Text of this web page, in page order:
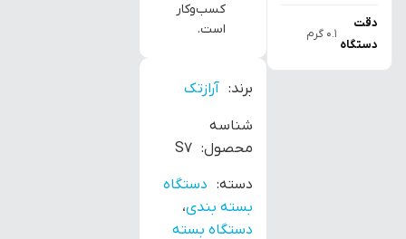
دقت
دستگاه
۰.۱ گرم
برند: آرازتک
شناسه
محصول: S7
دسته: دستگاه
بسته بندی،
دستگاه بسته
کسب‌وکار
است.